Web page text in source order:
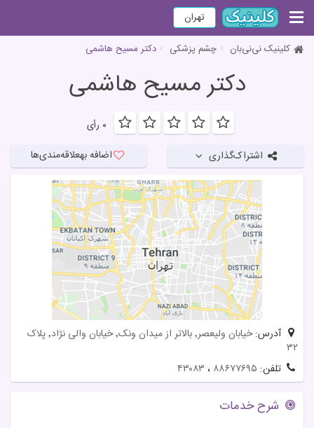
تهران
کلینیک نی‌نی‌بان چشم پزشکی دکتر مسیح هاشمی
دکتر مسیح هاشمی
۰ رأی
اشتراک‌گذاری اضافه بهعلاقه‌مندی‌ها
آدرس:
خیابان ولیعصر٬ بالاتر از میدان ونک٬ خیابان والی نژاد٬ پلاک
۳۲
تلفن: ۸۸۶۷۷۶۹۵ ، ۴۳۰۸۳
شرح خدمات